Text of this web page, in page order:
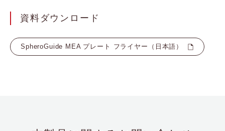
資料ダウンロード
SpheroGuide MEA プレート フライヤー（日本語）